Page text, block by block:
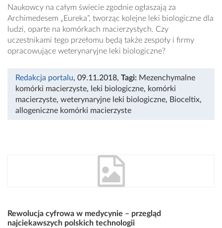
Naukowcy na całym świecie zgodnie ogłaszają za
Archimedesem „Eureka”, tworząc kolejne leki biologiczne dla
ludzi, oparte na komórkach macierzystych. Czy
uczestnikami tego przełomu będą także zespoły i firmy
opracowujące weterynaryjne leki biologiczne?
Redakcja portalu, 09.11.2018, Tagi: Mezenchymalne
komórki macierzyste, leki biologiczne, komórki
macierzyste, weterynaryjne leki biologiczne, Bioceltix,
allogeniczne komórki macierzyste
Rewolucja cyfrowa w medycynie – przegląd
najciekawszych polskich technologii